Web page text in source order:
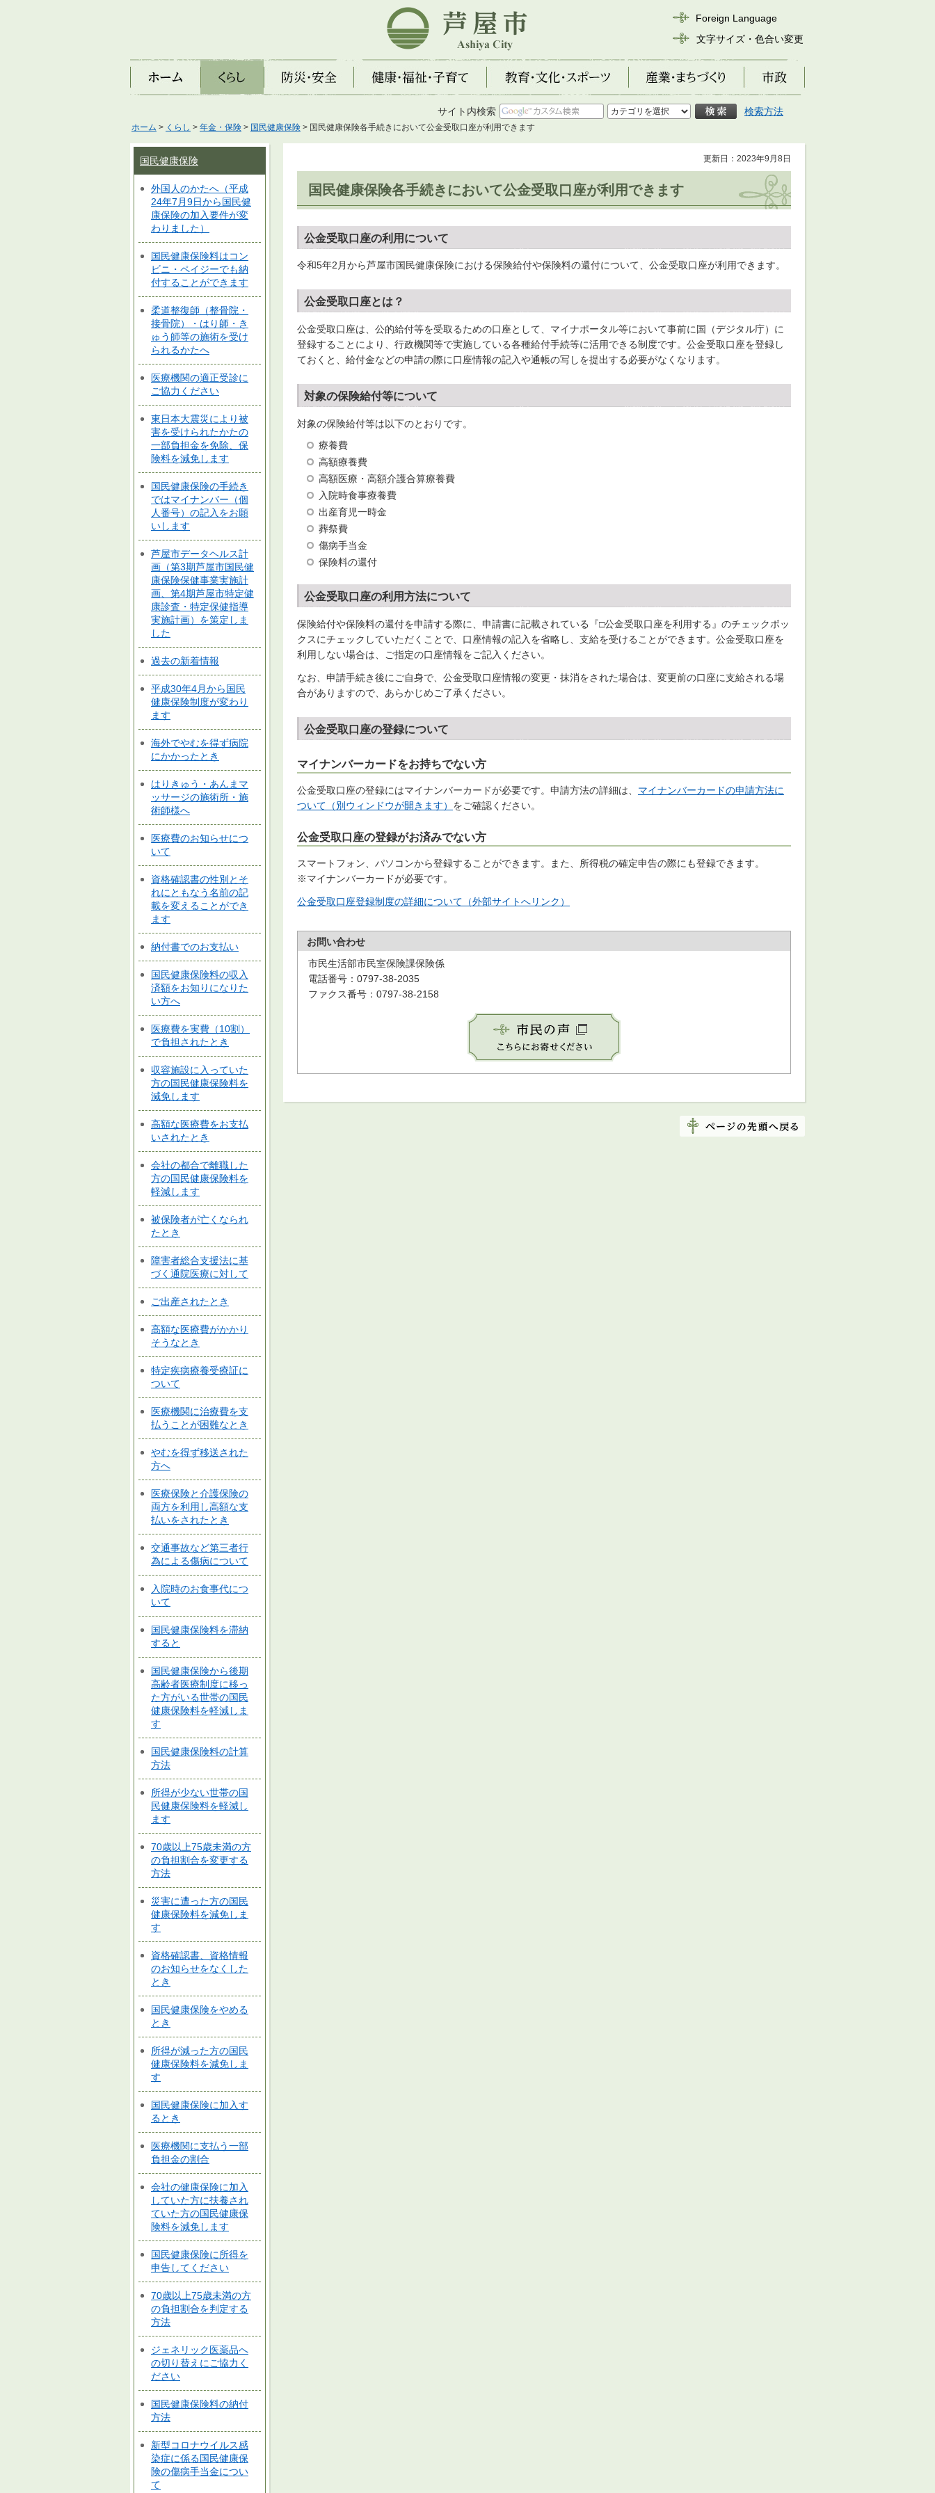
芦屋市
Foreign Language
文字サイズ・色合い変更
ホーム くらし 防災・安全 健康・福祉・子育て 教育・文化・スポーツ 産業・まちづくり 市政
サイト内検索 検索方法
ホーム > くらし > 年金・保険 > 国民健康保険 > 国民健康保険各手続きにおいて公金受取口座が利用できます
国民健康保険
外国人のかたへ（平成
24年7月9日から国民健
康保険の加入要件が変
わりました）
国民健康保険料はコン
ビニ・ペイジーでも納
付することができます
柔道整復師（整骨院・
接骨院）・はり師・き
ゅう師等の施術を受け
られるかたへ
医療機関の適正受診に
ご協力ください
東日本大震災により被
害を受けられたかたの
一部負担金を免除、保
険料を減免します
国民健康保険の手続き
ではマイナンバー（個
人番号）の記入をお願
いします
芦屋市データヘルス計
画（第3期芦屋市国民健
康保険保健事業実施計
画、第4期芦屋市特定健
康診査・特定保健指導
実施計画）を策定しま
した
過去の新着情報
平成30年4月から国民
健康保険制度が変わり
ます
海外でやむを得ず病院
にかかったとき
はりきゅう・あんまマ
ッサージの施術所・施
術師様へ
医療費のお知らせにつ
いて
資格確認書の性別とそ
れにともなう名前の記
載を変えることができ
ます
納付書でのお支払い
国民健康保険料の収入
済額をお知りになりた
い方へ
医療費を実費（10割）
で負担されたとき
収容施設に入っていた
方の国民健康保険料を
減免します
高額な医療費をお支払
いされたとき
会社の都合で離職した
方の国民健康保険料を
軽減します
被保険者が亡くなられ
たとき
障害者総合支援法に基
づく通院医療に対して
ご出産されたとき
高額な医療費がかかり
そうなとき
特定疾病療養受療証に
ついて
医療機関に治療費を支
払うことが困難なとき
やむを得ず移送された
方へ
医療保険と介護保険の
両方を利用し高額な支
払いをされたとき
交通事故など第三者行
為による傷病について
入院時のお食事代につ
いて
国民健康保険料を滞納
すると
国民健康保険から後期
高齢者医療制度に移っ
た方がいる世帯の国民
健康保険料を軽減しま
す
国民健康保険料の計算
方法
所得が少ない世帯の国
民健康保険料を軽減し
ます
70歳以上75歳未満の方
の負担割合を変更する
方法
災害に遭った方の国民
健康保険料を減免しま
す
資格確認書、資格情報
のお知らせをなくした
とき
国民健康保険をやめる
とき
所得が減った方の国民
健康保険料を減免しま
す
国民健康保険に加入す
るとき
医療機関に支払う一部
負担金の割合
会社の健康保険に加入
していた方に扶養され
ていた方の国民健康保
険料を減免します
国民健康保険に所得を
申告してください
70歳以上75歳未満の方
の負担割合を判定する
方法
ジェネリック医薬品へ
の切り替えにご協力く
ださい
国民健康保険料の納付
方法
新型コロナウイルス感
染症に係る国民健康保
険の傷病手当金につい
て
更新日：2023年9月8日
国民健康保険各手続きにおいて公金受取口座が利用できます
公金受取口座の利用について
令和5年2月から芦屋市国民健康保険における保険給付や保険料の還付について、公金受取口座が利用できます。
公金受取口座とは？
公金受取口座は、公的給付等を受取るための口座として、マイナポータル等において事前に国（デジタル庁）に
登録することにより、行政機関等で実施している各種給付手続等に活用できる制度です。公金受取口座を登録し
ておくと、給付金などの申請の際に口座情報の記入や通帳の写しを提出する必要がなくなります。
対象の保険給付等について
対象の保険給付等は以下のとおりです。
療養費
高額療養費
高額医療・高額介護合算療養費
入院時食事療養費
出産育児一時金
葬祭費
傷病手当金
保険料の還付
公金受取口座の利用方法について
保険給付や保険料の還付を申請する際に、申請書に記載されている『□公金受取口座を利用する』のチェックボッ
クスにチェックしていただくことで、口座情報の記入を省略し、支給を受けることができます。公金受取口座を
利用しない場合は、ご指定の口座情報をご記入ください。
なお、申請手続き後にご自身で、公金受取口座情報の変更・抹消をされた場合は、変更前の口座に支給される場
合がありますので、あらかじめご了承ください。
公金受取口座の登録について
マイナンバーカードをお持ちでない方
公金受取口座の登録にはマイナンバーカードが必要です。申請方法の詳細は、 マイナンバーカードの申請方法に
ついて（別ウィンドウが開きます） をご確認ください。
公金受取口座の登録がお済みでない方
スマートフォン、パソコンから登録することができます。また、所得税の確定申告の際にも登録できます。
※マイナンバーカードが必要です。
公金受取口座登録制度の詳細について（外部サイトへリンク）
お問い合わせ
市民生活部市民室保険課保険係
電話番号：0797-38-2035
ファクス番号：0797-38-2158